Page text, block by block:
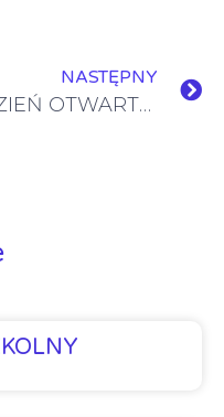
NASTĘPNY
DZIEŃ OTWARTYCH DRZWI oraz WARSZTATY WIELKANOCNE